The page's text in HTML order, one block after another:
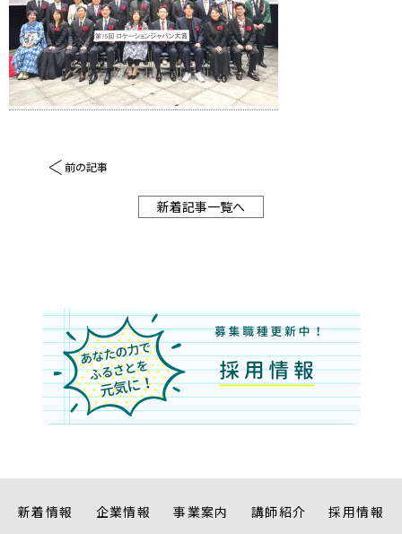
前の記事
新着記事一覧へ
新着情報 企業情報 事業案内 講師紹介 採用情報